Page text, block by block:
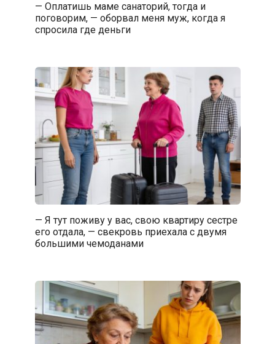
— Оплатишь маме санаторий, тогда и
поговорим, — оборвал меня муж, когда я
спросила где деньги
— Я тут поживу у вас, свою квартиру сестре
его отдала, — свекровь приехала с двумя
большими чемоданами